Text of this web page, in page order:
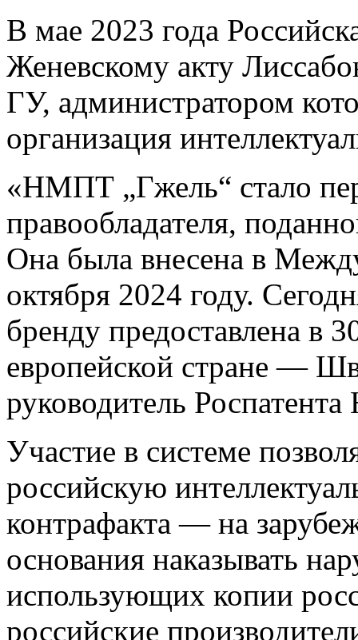
В мае 2023 года
Женевскому акту
ГУ, администратором
организация
«НМПТ „Гжель“ стало
правообладателя,
Она была внесена в
октября 2024 году.
бренду предоставлена в
европейской стране —
руководитель
Участие в системе
российскую
контрафакта — на
основания наказывать
использующих копии
российские